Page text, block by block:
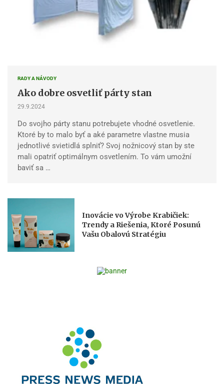
RADY A NÁVODY
Ako dobre osvetliť párty stan
29.9.2024
Do svojho párty stanu potrebujete vhodné osvetlenie.
Ktoré by to malo byť a aké parametre vlastne musia
jednotlivé svietidlá splniť? Svoj nožnicový stan by ste
mali opatriť optimálnym osvetlením. To vám umožní
baviť sa …
Inovácie vo Výrobe Krabičiek:
Trendy a Riešenia, Ktoré Posunú
Vašu Obalovú Stratégiu